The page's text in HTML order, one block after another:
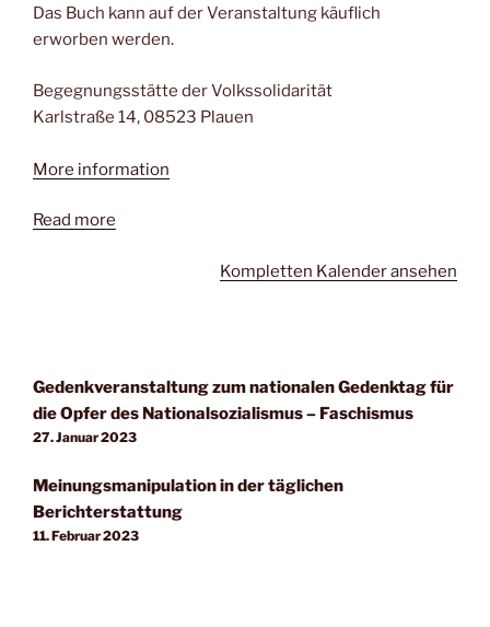
Das Buch kann auf der Veranstaltung käuflich
erworben werden.
Begegnungsstätte der Volkssolidarität
Karlstraße 14, 08523 Plauen
More information
Read more
Kompletten Kalender ansehen
Gedenkveranstaltung zum nationalen Gedenktag für
die Opfer des Nationalsozialismus – Faschismus
27. Januar 2023
Meinungsmanipulation in der täglichen
Berichterstattung
11. Februar 2023